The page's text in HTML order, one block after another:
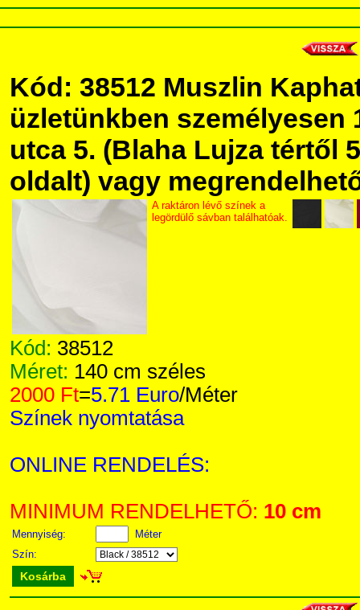
Kód: 38512 Muszlin
üzletünkben személyesen
utca 5. (Blaha Lujza tértől
oldalt) vagy
A raktáron lévő színek a
legördülő sávban találhatóak.
Kód: 38512
Méret: 140 cm széles
2000 Ft=5.71 Euro/Méter
Színek nyomtatása
ONLINE RENDELÉS:
MINIMUM RENDELHETŐ: 10 cm
Mennyiség:
Méter
Szín:
Kosárba